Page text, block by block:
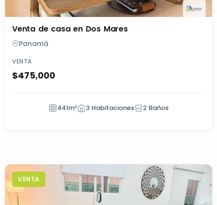
Venta de casa en Dos Mares
Panamá
VENTA
$475,000
441m² 3 Habitaciones 2 Baños
VENTA